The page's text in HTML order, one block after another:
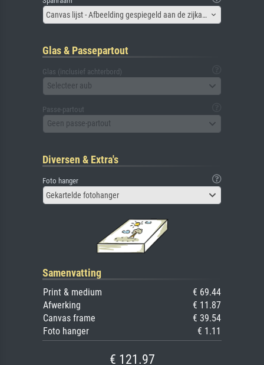
Canvas lijst - Afbeelding gespiegeld aan de zijkant
Glas & Passepartout
Glas (inclusief achterbord)
Selecteer aub
Passe-partout
Geen passe-partout
Diversen & Extra's
Foto hanger
Gekartelde fotohanger
Samenvatting
Print & medium
€ 69.44
Afwerking
€ 11.87
Canvas frame
€ 39.54
Foto hanger
€ 1.11
€ 121.97